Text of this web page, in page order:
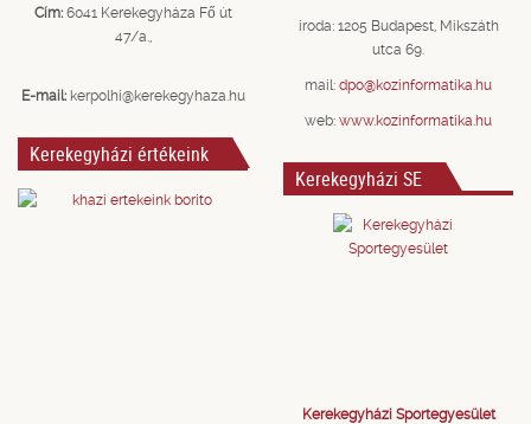
Cím: 6041 Kerekegyháza Fő út
47/a.,
E-mail: kerpolhi@kerekegyhaza.hu
Kerekegyházi értékeink
iroda: 1205 Budapest, Mikszáth
utca 69.
mail: dpo@kozinformatika.hu
web: www.kozinformatika.hu
Kerekegyházi SE
Kerekegyházi Sportegyesület